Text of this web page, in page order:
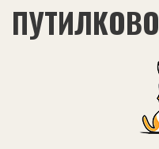
ПУТИЛКОВО